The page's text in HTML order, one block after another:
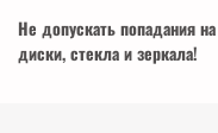
Не допускать попадания
диски, стекла и зеркала!